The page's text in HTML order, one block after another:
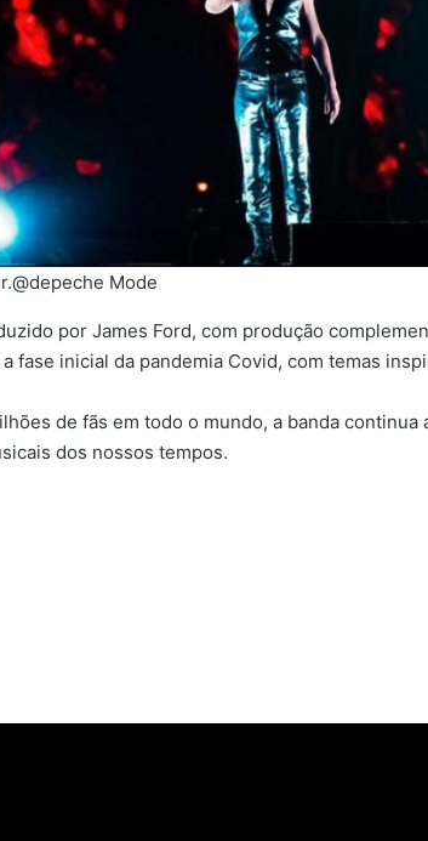
Mode
por James Ford, com produção
fase inicial da pandemia Covid, com temas
de fãs em todo o mundo, a banda continua
dos nossos tempos.